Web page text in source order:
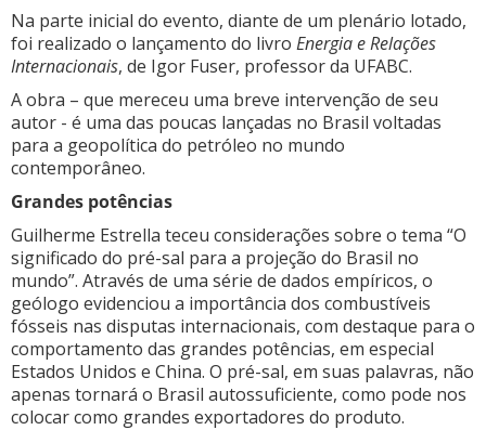
Na parte inicial do evento, diante de um plenário lotado,
foi realizado o lançamento do livro Energia e Relações
Internacionais, de Igor Fuser, professor da UFABC.
A obra – que mereceu uma breve intervenção de seu
autor - é uma das poucas lançadas no Brasil voltadas
para a geopolítica do petróleo no mundo
contemporâneo.
Grandes potências
Guilherme Estrella teceu considerações sobre o tema “O
significado do pré-sal para a projeção do Brasil no
mundo”. Através de uma série de dados empíricos, o
geólogo evidenciou a importância dos combustíveis
fósseis nas disputas internacionais, com destaque para o
comportamento das grandes potências, em especial
Estados Unidos e China. O pré-sal, em suas palavras, não
apenas tornará o Brasil autossuficiente, como pode nos
colocar como grandes exportadores do produto.